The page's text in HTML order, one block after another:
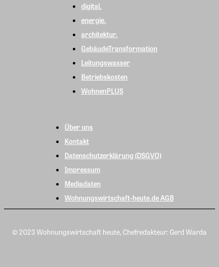
digital.
energie.
architektur.
GebäudeTransformation
Leitungswasser
Betriebskosten
WohnenPLUS
Über uns
Kontakt
Datenschutzerklärung (DSGVO)
Impressum
Mediadaten
Wohnungswirtschaft-heute.de AGB
© 2023 Wohnungswirtschaft heute, Chefredakteur: Gerd Warda